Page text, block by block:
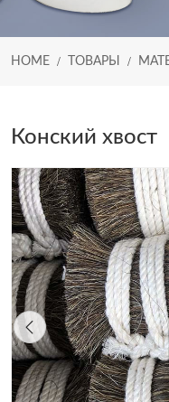
HOME ТОВАРЫ
Конский хвост